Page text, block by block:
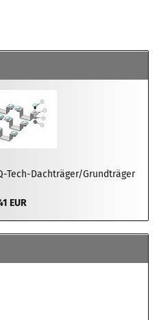
Tech-Dachträger/Grundträger
EUR